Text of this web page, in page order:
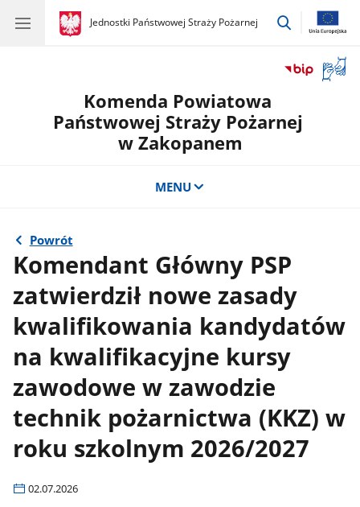
gov.pl
Jednostki Państwowej Straży Pożarnej
gov.pl
Jednostki
przejdź
okno
Komenda Powiatowa
Państwowej Straży Pożarnej
w Zakopanem
MENU
Powrót
Komendant Główny PSP
zatwierdził nowe zasady
kwalifikowania kandydatów
na kwalifikacyjne kursy
zawodowe w zawodzie
technik pożarnictwa (KKZ) w
roku szkolnym 2026/2027
02.07.2026